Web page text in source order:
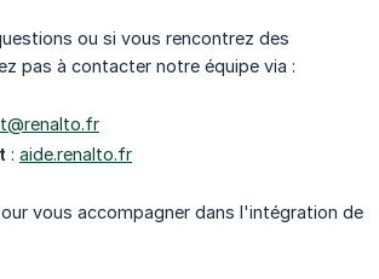
ou si vous rencontrez des
pas à contacter notre équipe via :
: aide.renalto.fr
vous accompagner dans l'intégration de